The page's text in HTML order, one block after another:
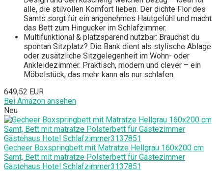
alle, die stilvollen Komfort lieben. Der dichte Flor des
Samts sorgt für ein angenehmes Hautgefühl und macht
das Bett zum Hingucker im Schlafzimmer.
Multifunktional & platzsparend nutzbar: Brauchst du
spontan Sitzplatz? Die Bank dient als stylische Ablage
oder zusätzliche Sitzgelegenheit im Wohn- oder
Ankleidezimmer. Praktisch, modern und clever – ein
Möbelstück, das mehr kann als nur schlafen.
649,52 EUR
Bei Amazon ansehen
Neu
Gecheer Boxspringbett mit Matratze Hellgrau 160x200 cm
Samt, Bett mit matratze Polsterbett für Gästezimmer
Gästehaus Hotel Schlafzimmer3137851